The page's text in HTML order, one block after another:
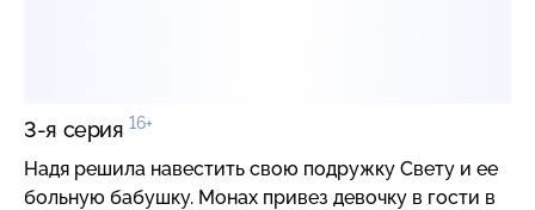
3-я серия 16+
Надя решила навестить свою подружку Свету и ее
больную бабушку. Монах привез девочку в гости в